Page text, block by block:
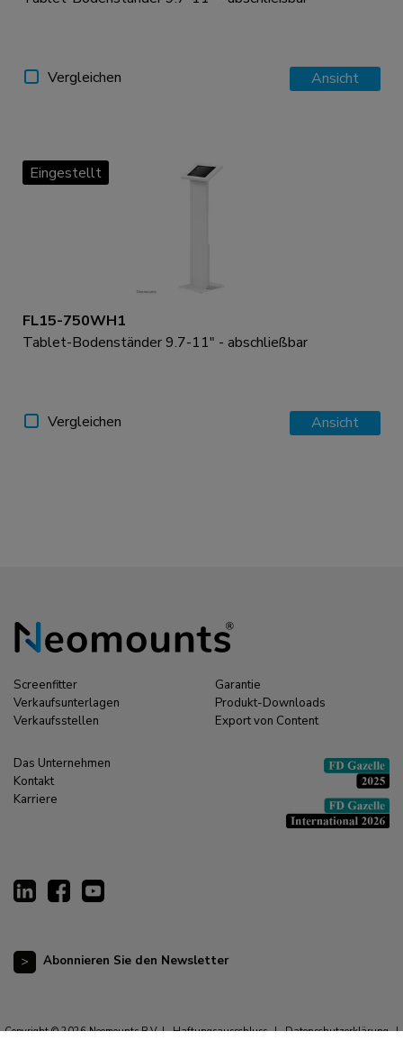
Vergleichen Ansicht
Eingestellt
FL15-750WH1
Tablet-Bodenständer 9.7-11" - abschließbar
Vergleichen Ansicht
Screenfitter
Verkaufsunterlagen
Verkaufsstellen
Garantie
Produkt-Downloads
Export von Content
Das Unternehmen
Kontakt
Karriere
Abonnieren Sie den Newsletter
Copyright © 2026 Neomounts B.V. | Haftungsausschluss | Datenschutzerklärung |